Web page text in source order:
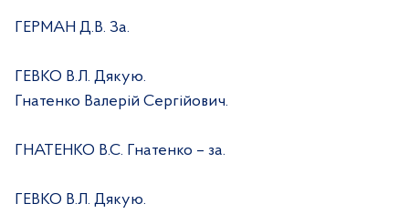
ГЕРМАН Д.В. За.
ГЕВКО В.Л. Дякую.
Гнатенко Валерій Сергійович.
ГНАТЕНКО В.С. Гнатенко – за.
ГЕВКО В.Л. Дякую.